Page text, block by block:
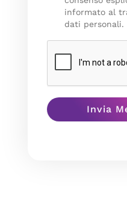
informato al
dati personali.